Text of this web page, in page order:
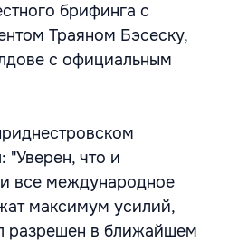
брифинга с
Траяном Бэсеску,
с официальным
"Уверен, что и
все международное
максимум усилий,
разрешен в ближайшем